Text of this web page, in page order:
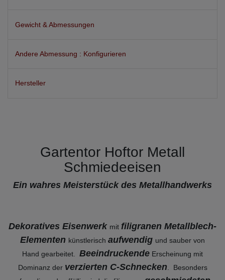
Gewicht & Abmessungen
Andere Abmessung : Konfigurieren
Hersteller
Gartentor Hoftor Metall
Schmiedeeisen
Ein wahres Meisterstück des Metallhandwerks
Dekoratives Eisenwerk mit filigranen Metallblech-
Elementen künstlerisch aufwendig und sauber von
Hand gearbeitet. Beeindruckende Erscheinung mit
Dominanz der verzierten C-Schnecken . Besonders